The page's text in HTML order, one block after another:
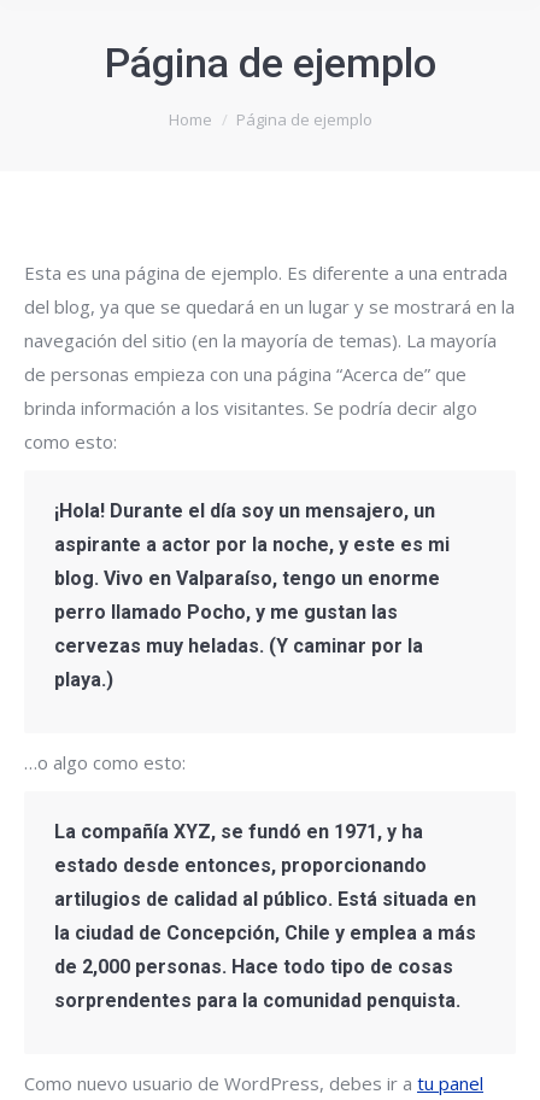
Página de ejemplo
Home Página de ejemplo
Esta es una página de ejemplo. Es diferente a una entrada
del blog, ya que se quedará en un lugar y se mostrará en la
navegación del sitio (en la mayoría de temas). La mayoría
de personas empieza con una página “Acerca de” que
brinda información a los visitantes. Se podría decir algo
como esto:
¡Hola! Durante el día soy un mensajero, un
aspirante a actor por la noche, y este es mi
blog. Vivo en Valparaíso, tengo un enorme
perro llamado Pocho, y me gustan las
cervezas muy heladas. (Y caminar por la
playa.)
…o algo como esto:
La compañía XYZ, se fundó en 1971, y ha
estado desde entonces, proporcionando
artilugios de calidad al público. Está situada en
la ciudad de Concepción, Chile y emplea a más
de 2,000 personas. Hace todo tipo de cosas
sorprendentes para la comunidad penquista.
Como nuevo usuario de WordPress, debes ir a tu panel